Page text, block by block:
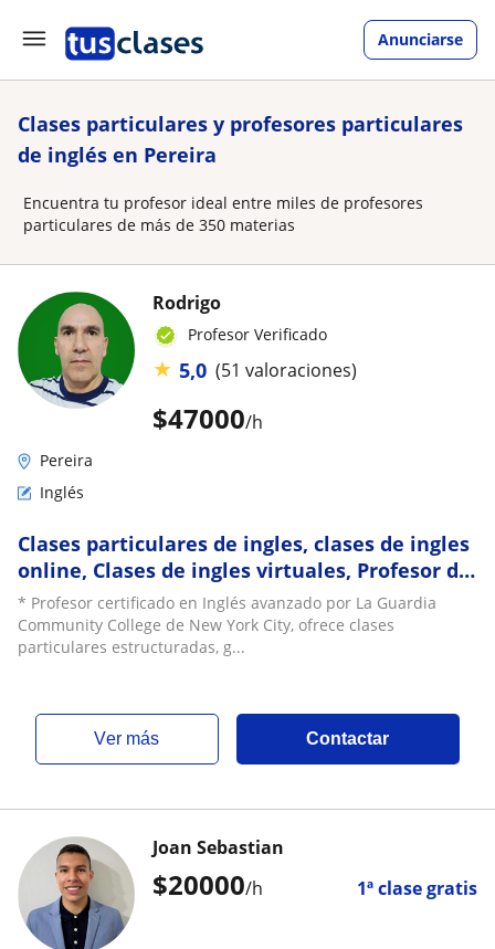
Anunciarse
Clases particulares y profesores particulares
de inglés en Pereira
Encuentra tu profesor ideal entre miles de profesores
particulares de más de 350 materias
$47000/h
Rodrigo
Profesor Verificado
★ 5,0 (51 valoraciones)
Pereira
Inglés
Clases particulares de ingles, clases de ingles
online, Clases de ingles virtuales, Profesor de
ingles online
* Profesor certificado en Inglés avanzado por La Guardia
Community College de New York City, ofrece clases
particulares estructuradas, g...
ver más Contactar
$20000/h 1ª clase gratis
Joan Sebastian